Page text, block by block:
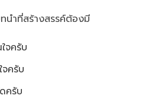
นำที่สร้างสรรค์ต้องมี
จครับ
จครับ
ครับ